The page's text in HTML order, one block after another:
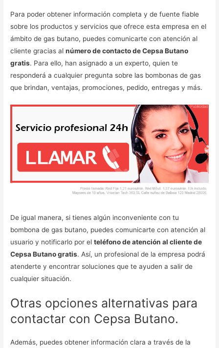
Para poder obtener información completa y de fuente fiable
sobre los productos y servicios que ofrece esta empresa en el
ámbito de gas butano, puedes comunicarte con atención al
cliente gracias alnúmero de contacto de Cepsa Butano
gratis. Para ello, han asignado a un experto, quien te
responderá a cualquier pregunta sobre las bombonas de gas
que brindan, ventajas, promociones, pedido, entregas y más.
De igual manera, si tienes algún inconveniente con tu
bombona de gas butano, puedes comunicarte con atención al
usuario y notificarlo por elteléfono de atención al cliente de
Cepsa Butano gratis. Así, un profesional de la empresa podrá
atenderte y encontrar soluciones que te ayuden a salir de
cualquier situación.
Otras opciones alternativas para
contactar con Cepsa Butano.
Además, puedes obtener información clara a través de la